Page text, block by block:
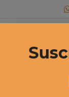
Buscar: